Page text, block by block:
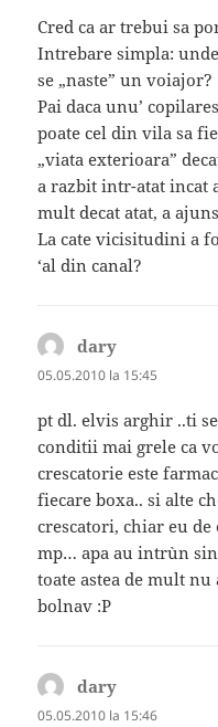
Cred ca ar trebui sa
Intrebare simpla:
se „naste” un voiajor?
Pai daca unu’
poate cel din vila sa
„viata exterioara”
a razbit intr-atat incat
mult decat atat, a
La cate vicisitudini a
‘al din canal?
dary
05.05.2010 la 15:45
pt dl. elvis arghir ..ti
conditii mai grele ca
crescatorie este
fiecare boxa.. si alte
crescatori, chiar eu
mp… apa au intr`un
toate astea de mult
bolnav :P
dary
05.05.2010 la 15:46